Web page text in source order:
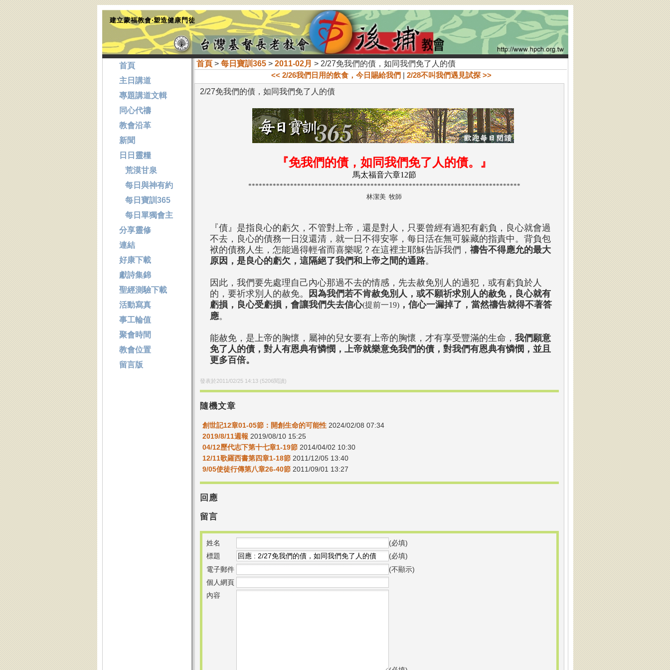
建立蒙福教會‧塑造健康門徒
首頁> 每日寶訓365> 2011-02月 > 2/27免我們的債，如同我們免了人的債
<< 2/26我們日用的飲食，今日賜給我們 | 2/28不叫我們遇見試探 >>
2/27免我們的債，如同我們免了人的債
『免我們的債，如同我們免了人的債。 』
馬太福音六章12節
******************************************************************************
林潔美 牧師
『債』是指良心的虧欠，不管對上帝，還是對人，只要曾經有過犯有虧負，良心就會過
不去，良心的債務一日沒還清，就一日不得安寧，每日活在無可躲藏的指責中。背負包
袱的債務人生，怎能過得輕省而喜樂呢？在這裡主耶穌告訴我們， 禱告不得應允的最大
原因，是良心的虧欠，這隔絕了我們和上帝之間的通路。
因此，我們要先處理自己內心那過不去的情感，先去赦免別人的過犯，或有虧負於人
的，要祈求別人的赦免。
因為我們若不肯赦免別人，或不願祈求別人的赦免，良心就有
虧損，良心受虧損，會讓我們失去信心(提前一19)，信心一漏掉了，當然禱告就得不著答
應。
能赦免，是上帝的胸懷，屬神的兒女要有上帝的胸懷，才有享受豐滿的生命， 我們願意
免了人的債，對人有恩典有憐憫，上帝就樂意免我們的債，對我們有恩典有憐憫，並且
更多百倍。
發表於2011/02/25 14:13(5206閱讀)
隨機文章
創世記12章01-05節：開創生命的可能性2024/02/08 07:34
2019/8/11週報 2019/08/10 15:25
04/12歷代志下第十七章1-19節2014/04/02 10:30
12/11歌羅西書第四章1-18節2011/12/05 13:40
9/05使徒行傳第八章26-40節2011/09/01 13:27
回應
留言
姓名
(必填)
標題
(必填)
電子郵件
(不顯示)
個人網頁
內容
首頁
主日講道
專題講道文輯
同心代禱
教會沿革
新聞
日日靈糧
荒漠甘泉
每日與神有約
每日寶訓365
每日單獨會主
分享靈修
連結
好康下載
獻詩集錦
聖經測驗下載
活動寫真
事工輪值
聚會時間
教會位置
留言版